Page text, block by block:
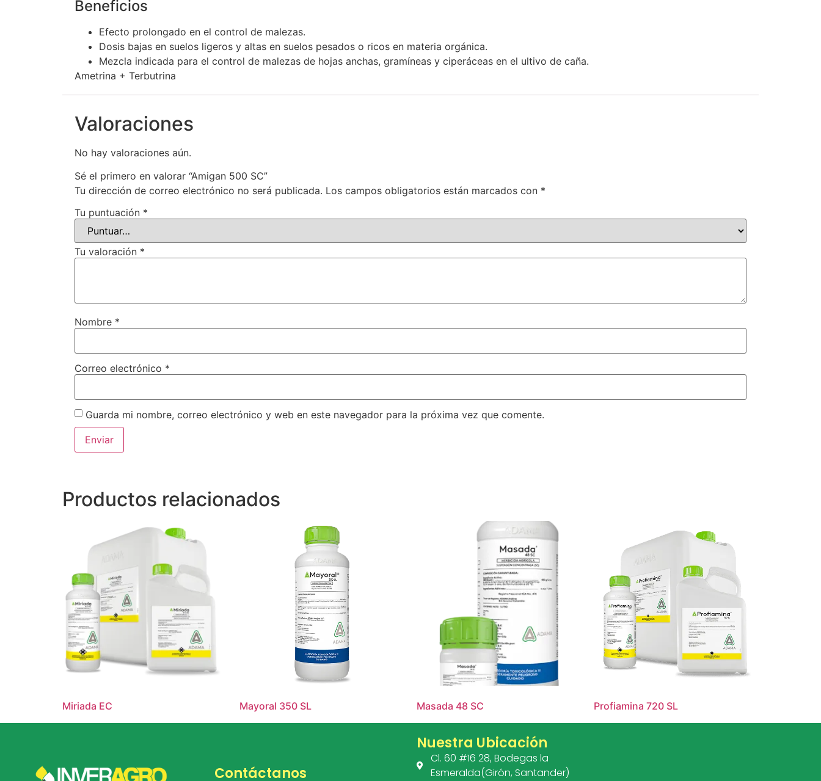
Beneficios
Efecto prolongado en el control de malezas.
Dosis bajas en suelos ligeros y altas en suelos pesados o ricos en materia orgánica.
Mezcla indicada para el control de malezas de hojas anchas, gramíneas y ciperáceas en el ultivo de caña.
Ametrina + Terbutrina
Valoraciones
No hay valoraciones aún.
Sé el primero en valorar “Amigan 500 SC”
Tu dirección de correo electrónico no será publicada. Los campos obligatorios están marcados con *
Tu puntuación *
Tu valoración *
Nombre *
Correo electrónico *
Guarda mi nombre, correo electrónico y web en este navegador para la próxima vez que comente.
Productos relacionados
Miriada EC Mayoral 350 SL Masada 48 SC Profiamina 720 SL
Contáctanos
Nuestra Ubicación
Cl. 60 #16 28, Bodegas la
Esmeralda(Girón, Santander)